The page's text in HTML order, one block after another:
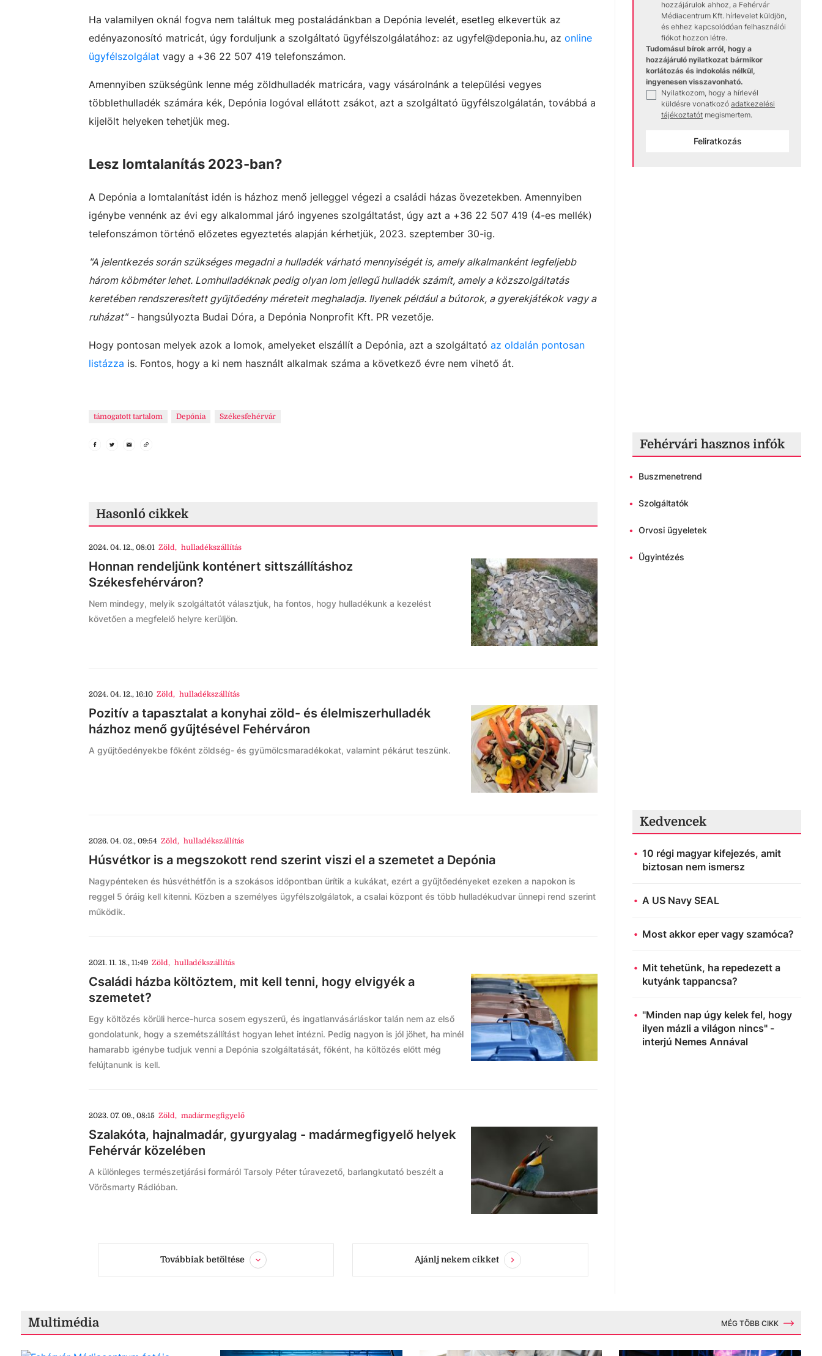
Ha valamilyen oknál fogva nem találtuk meg postaládánkban a Depónia levelét, esetleg elkevertük az
edényazonosító matricát, úgy forduljunk a szolgáltató ügyfélszolgálatához: az ugyfel@deponia.hu, az online
ügyfélszolgálat vagy a +36 22 507 419 telefonszámon.
Amennyiben szükségünk lenne még zöldhulladék matricára, vagy vásárolnánk a települési vegyes
többlethulladék számára kék, Depónia logóval ellátott zsákot, azt a szolgáltató ügyfélszolgálatán, továbbá a
kijelölt helyeken tehetjük meg.
Lesz lomtalanítás 2023-ban?
A Depónia a lomtalanítást idén is házhoz menő jelleggel végezi a családi házas övezetekben. Amennyiben
igénybe vennénk az évi egy alkalommal járó ingyenes szolgáltatást, úgy azt a +36 22 507 419 (4-es mellék)
telefonszámon történő előzetes egyeztetés alapján kérhetjük, 2023. szeptember 30-ig.
"A jelentkezés során szükséges megadni a hulladék várható mennyiségét is, amely alkalmanként legfeljebb
három köbméter lehet. Lomhulladéknak pedig olyan lom jellegű hulladék számít, amely a közszolgáltatás
keretében rendszeresített gyűjtőedény méreteit meghaladja. Ilyenek például a bútorok, a gyerekjátékok vagy a
ruházat"- hangsúlyozta Budai Dóra, a Depónia Nonprofit Kft. PR vezetője.
Hogy pontosan melyek azok a lomok, amelyeket elszállít a Depónia, azt a szolgáltató az oldalán pontosan
listázza is. Fontos, hogy a ki nem használt alkalmak száma a következő évre nem vihető át.
támogatott tartalom Depónia Székesfehérvár
Hasonló cikkek
2024. 04. 12., 08:01 Zöld, hulladékszállítás
Honnan rendeljünk konténert sittszállításhoz
Székesfehérváron?
Nem mindegy, melyik szolgáltatót választjuk, ha fontos, hogy hulladékunk a kezelést
követően a megfelelő helyre kerüljön.
2024. 04. 12., 16:10 Zöld, hulladékszállítás
Pozitív a tapasztalat a konyhai zöld- és élelmiszerhulladék
házhoz menő gyűjtésével Fehérváron
A gyűjtőedényekbe főként zöldség- és gyümölcsmaradékokat, valamint pékárut teszünk.
2026. 04. 02., 09:54 Zöld, hulladékszállítás
Húsvétkor is a megszokott rend szerint viszi el a szemetet a Depónia
Nagypénteken és húsvéthétfőn is a szokásos időpontban ürítik a kukákat, ezért a gyűjtőedényeket ezeken a napokon is
reggel 5 óráig kell kitenni. Közben a személyes ügyfélszolgálatok, a csalai központ és több hulladékudvar ünnepi rend szerint
működik.
2021. 11. 18., 11:49 Zöld, hulladékszállítás
Családi házba költöztem, mit kell tenni, hogy elvigyék a
szemetet?
Egy költözés körüli herce-hurca sosem egyszerű, és ingatlanvásárláskor talán nem az első
gondolatunk, hogy a szemétszállítást hogyan lehet intézni. Pedig nagyon is jól jöhet, ha minél
hamarabb igénybe tudjuk venni a Depónia szolgáltatását, főként, ha költözés előtt még
felújtanunk is kell.
2023. 07. 09., 08:15 Zöld, madármegfigyelő
Szalakóta, hajnalmadár, gyurgyalag - madármegfigyelő helyek
Fehérvár közelében
A különleges természetjárási formáról Tarsoly Péter túravezető, barlangkutató beszélt a
Vörösmarty Rádióban.
Továbbiak betöltése Ajánlj nekem cikket
hozzájárulok ahhoz, a Fehérvár
Médiacentrum Kft. hírlevelet küldjön,
és ehhez kapcsolódóan felhasználói
fiókot hozzon létre.
Tudomásul bírok arról, hogy a
hozzájáruló nyilatkozat bármikor
korlátozás és indokolás nélkül,
ingyenesen visszavonható.
Nyilatkozom, hogy a hírlevél
küldésre vonatkozó adatkezelési
tájékoztatót megismertem.
Feliratkozás
Fehérvári hasznos infók
• Buszmenetrend
• Szolgáltatók
• Orvosi ügyeletek
• Ügyintézés
Kedvencek
10 régi magyar kifejezés, amit
biztosan nem ismersz
A US Navy SEAL
Most akkor eper vagy szamóca?
Mit tehetünk, ha repedezett a
kutyánk tappancsa?
"Minden nap úgy kelek fel, hogy
ilyen mázli a világon nincs" -
interjú Nemes Annával
Multimédia MÉG TÖBB CIKK